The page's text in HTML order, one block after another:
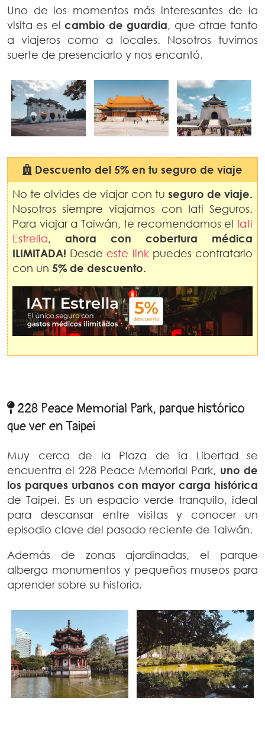
Uno de los momentos más interesantes de la
visita es el cambio de guardia, que atrae tanto
a viajeros como a locales. Nosotros tuvimos
suerte de presenciarlo y nos encantó.
Descuento del 5% en tu seguro de viaje
No te olvides de viajar con tu seguro de viaje.
Nosotros siempre viajamos con Iati Seguros.
Para viajar a Taiwán, te recomendamos el Iati
Estrella, ahora con cobertura médica
ILIMITADA! Desde este linkpuedes contratarlo
con un 5% de descuento.
228 Peace Memorial Park, parque histórico
que ver en Taipei
Muy cerca de la Plaza de la Libertad se
encuentra el 228 Peace Memorial Park, uno de
los parques urbanos con mayor carga histórica
de Taipei. Es un espacio verde tranquilo, ideal
para descansar entre visitas y conocer un
episodio clave del pasado reciente de Taiwán.
Además de zonas ajardinadas, el parque
alberga monumentos y pequeños museos para
aprender sobre su historia.